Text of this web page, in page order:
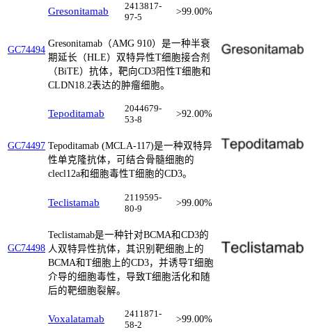
GC74494
Gresonitamab
2413817-
97-5
>99.00%
Gresonitamab（AMG 910）是一种半衰
期延长（HLE）双特异性T细胞接合剂
（BiTE）抗体，靶向CD3阳性T细胞和
CLDN18.2表达的肿瘤细胞。
GC74497
Tepoditamab
2044679-
53-8
>92.00%
Tepoditamab (MCLA-117)是一种双特异
性单克隆抗体，可结合骨髓细胞的
clecl12a和细胞毒性T细胞的CD3。
GC74498
Teclistamab
2119595-
80-9
>99.00%
Teclistamab是一种针对BCMA和CD3的
人双特异性抗体，其识别靶细胞上的
BCMA和T细胞上的CD3，并诱导T细胞
介导的细胞毒性，导致T细胞活化和随
后的靶细胞裂解。
Voxalatamab
2411871-
58-2
>99.00%